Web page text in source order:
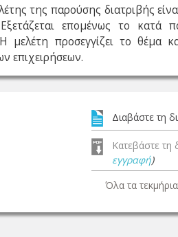
της παρούσης διατριβής
επομένως το κατά
Η μελέτη προσεγγίζει το θέμα
επιχειρήσεων.
Διαβάστε τη
Κατεβάστε τη
εγγραφή)
Όλα τα